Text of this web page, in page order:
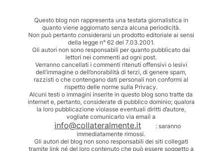
Questo blog non rappresenta una testata giornalistica in
quanto viene aggiornato senza alcuna periodicità.
Non può pertanto considerarsi un prodotto editoriale ai sensi
della legge n° 62 del 7.03.2001.
Gli autori non sono responsabili per quanto pubblicato dai
lettori nei commenti ad ogni post.
Verranno cancellati i commenti ritenuti offensivi o lesivi
dell’immagine o dell’onorabilità di terzi, di genere spam,
razzisti o che contengano dati personali non conformi al
rispetto delle norme sulla Privacy.
Alcuni testi o immagini inserite in questo blog sono tratte da
internet e, pertanto, considerate di pubblico dominio; qualora
la loro pubblicazione violasse eventuali diritti d’autore,
vogliate comunicarlo via email a
info@collateralmente.it
: saranno
immediatamente rimossi.
Gli autori del blog non sono responsabili dei siti collegati
tramite link né del loro contenuto che può essere soggetto a